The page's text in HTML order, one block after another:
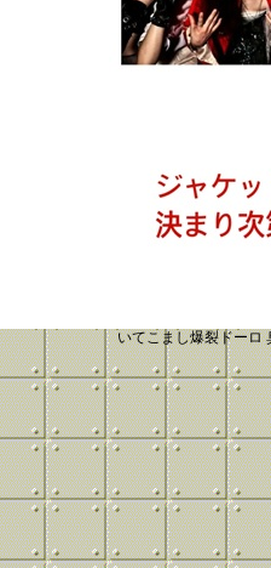
いてこまし爆裂ドーロ